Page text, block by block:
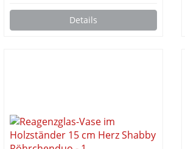
Details